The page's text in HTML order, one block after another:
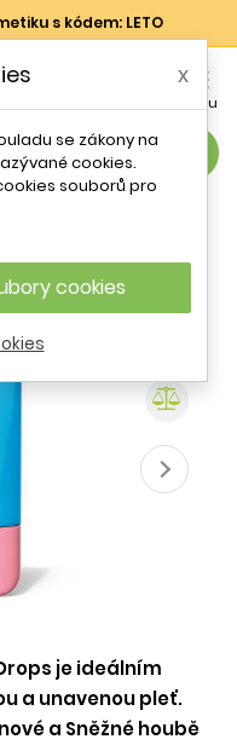
s kódem: LETO

Menu
search
Weleda - 30
je ideálním
a unavenou pleť.
a Sněžné houbě
x
se zákony na
cookies.
souborů pro
cookies